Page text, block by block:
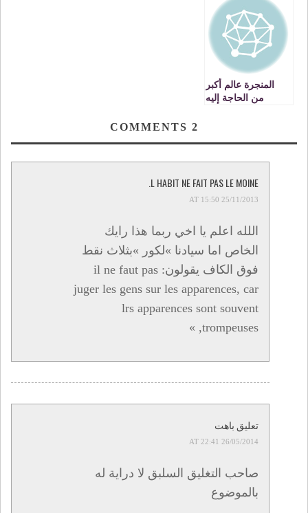
المنجرة عالم أكبر
من الحاجة إليه
2
L HABIT NE FAIT PAS LE MOINE.
25/11/2013 AT 15:50
اللله اعلم يا اخي ربما هذا رايك
الخاص اما سيادنا »لكور »بثلاث نقط
فوق الكاف يقولون: il ne faut pas
juger les gens sur les apparences, car
lrs apparences sont souvent
trompeuses, »
تعليق باهت
26/05/2014 AT 22:41
صاحب التغليق السلبق لا دراية له
بالموضوع